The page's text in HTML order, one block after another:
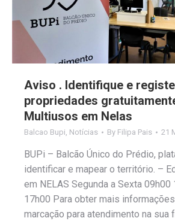
Aviso . Identifique e
propriedades
Multiusos em Nelas
Balcao Bupi Notícias By Filipa Pais 21
BUPi – Balcão Único do Prédio,
identificar e mapear o território. –
em NELAS Segunda a Sexta 09h00
17h00 Para obter mais
marcação para atendimento na sua